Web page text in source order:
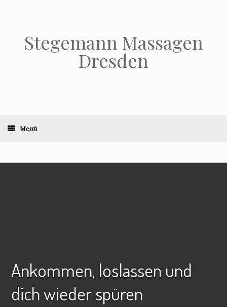
Stegemann Massagen
Dresden
Menü
Ankommen, loslassen und
dich wieder spüren